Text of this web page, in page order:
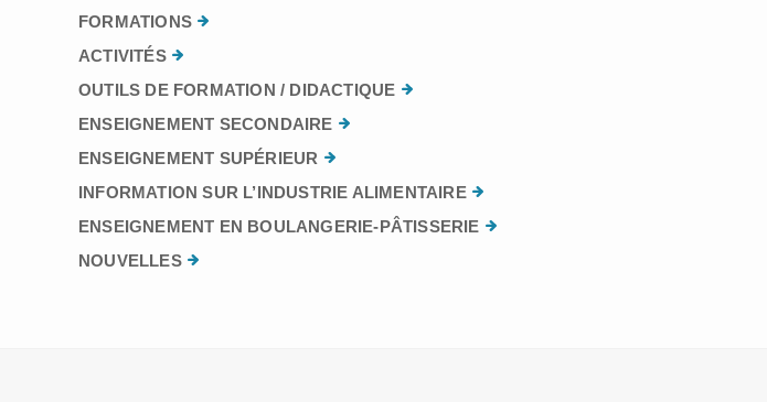
FORMATIONS
ACTIVITÉS
OUTILS DE FORMATION / DIDACTIQUE
ENSEIGNEMENT SECONDAIRE
ENSEIGNEMENT SUPÉRIEUR
INFORMATION SUR L’INDUSTRIE ALIMENTAIRE
ENSEIGNEMENT EN BOULANGERIE-PÂTISSERIE
NOUVELLES